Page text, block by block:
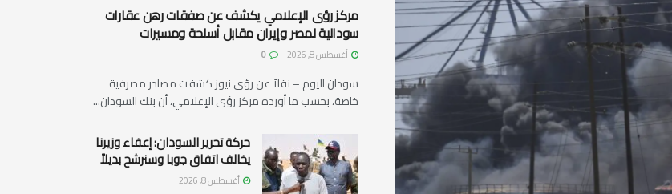
مركز رؤى الإعلامي يكشف عن صفقات رهن عقارات
سودانية لمصر وإيران مقابل أسلحة ومسيرات
أغسطس 8, 2026
سودان اليوم – نقلاً عن رؤى نيوز كشفت مصادر مصرفية
خاصة، بحسب ما أورده مركز رؤى الإعلامي، أن بنك السودان...
حركة تحرير السودان: إعفاء وزيرنا
يخالف اتفاق جوبا وسنرشح بديلاً
أغسطس 8, 2026